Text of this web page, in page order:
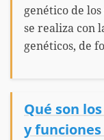
genético de
se realiza con
genéticos, de
Qué son
y